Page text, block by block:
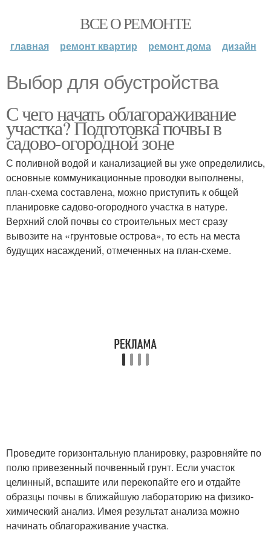
ВСЕ О РЕМОНТЕ
главная ремонт квартир ремонт дома дизайн
Выбор для обустройства
С чего начать облагораживание
участка? Подготовка почвы в
садово-огородной зоне
С поливной водой и канализацией вы уже определились,
основные коммуникационные проводки выполнены,
план-схема составлена, можно приступить к общей
планировке садово-огородного участка в натуре.
Верхний слой почвы со строительных мест сразу
вывозите на «грунтовые острова», то есть на места
будущих насаждений, отмеченных на план-схеме.
Проведите горизонтальную планировку, разровняйте по
полю привезенный почвенный грунт. Если участок
целинный, вспашите или перекопайте его и отдайте
образцы почвы в ближайшую лабораторию на физико-
химический анализ. Имея результат анализа можно
начинать облагораживание участка.